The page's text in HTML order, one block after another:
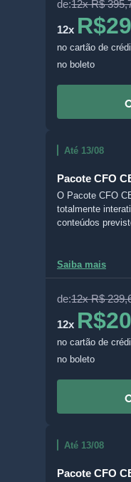
comentários e
RESUMOS com
de:12x R$
12x
no cartão de
no boleto
Até 13/08
Pacote CFO
O Pacote CFO
totalmente
conteúdos
escolher entre
e fazer questões
comentários e
RESUMOS com
Saiba mais
de:12x R$
12x
no cartão de
no boleto
Até 13/08
Pacote CFO